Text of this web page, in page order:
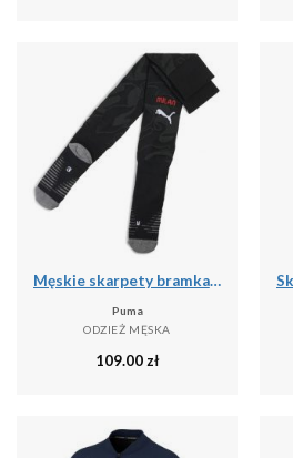
Męskie skarpety bramkarskie AC Milan 25/26 z grafiką PUMA
Puma
ODZIEŻ MĘSKA
109.00 zł